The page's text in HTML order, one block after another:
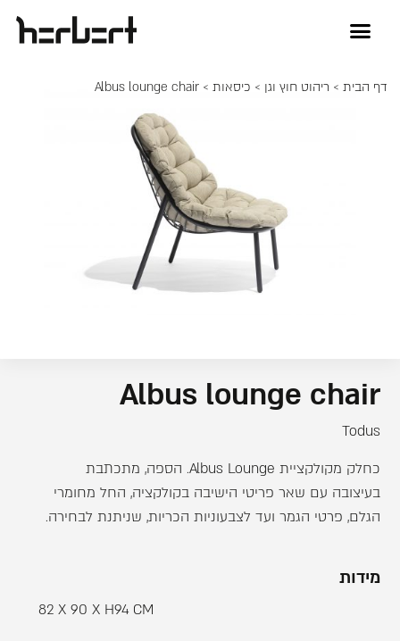
דף הבית > ריהוט חוץ וגן > כיסאות > Albus lounge chair
Albus lounge chair
Todus
כחלק מקולקציית Albus Lounge. הספה, מתכתבת
בעיצובה עם שאר פריטי הישיבה בקולקציה, החל מחומרי
הגלם, פרטי הגמר ועד לצבעוניות הכריות, שניתנת לבחירה.
מידות
82 X 90 X H94 CM